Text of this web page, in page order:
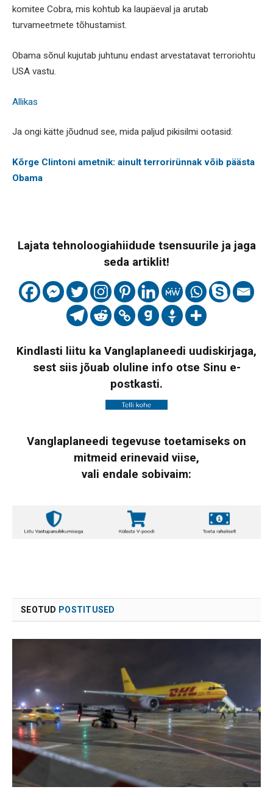
komitee Cobra, mis kohtub ka laupäeval ja arutab
turvameetmete tõhustamist.
Obama sõnul kujutab juhtunu endast arvestatavat terroriohtu
USA vastu.
Allikas
Ja ongi kätte jõudnud see, mida paljud pikisilmi ootasid:
Kõrge Clintoni ametnik: ainult terrorirünnak võib päästa
Obama
Lajata tehnoloogiahiidude tsensuurile ja jaga
seda artiklit!
Kindlasti liitu ka Vanglaplaneedi uudiskirjaga,
sest siis jõuab oluline info otse Sinu e-
postkasti.
Vanglaplaneedi tegevuse toetamiseks on
mitmeid erinevaid viise,
vali endale sobivaim:
SEOTUD POSTITUSED